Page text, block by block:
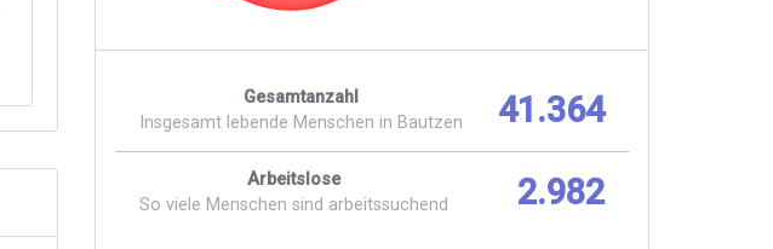
Gesamtanzahl
Insgesamt lebende Menschen in Bautzen
41.364
Arbeitslose
So viele Menschen sind arbeitssuchend
2.982